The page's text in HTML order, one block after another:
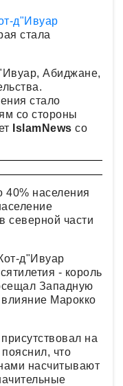
д"Ивуар
стала
Абиджане,
стало
со стороны
IslamNews со
40% населения
северной части
д"Ивуар
- король
Западную
Марокко
на
что
насчитывают